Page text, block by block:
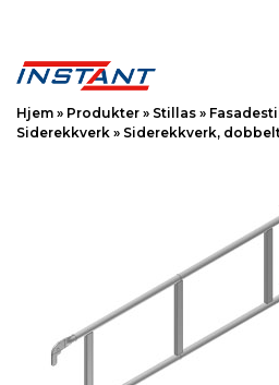
Hjem » Produkter » Stillas »
Siderekkverk » Siderekkverk,